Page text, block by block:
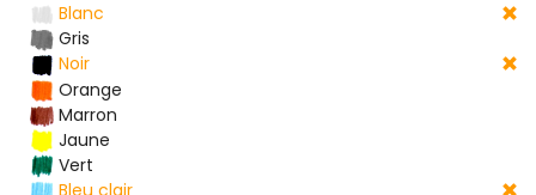
Blanc
Gris
Noir
Orange
Marron
Jaune
Vert